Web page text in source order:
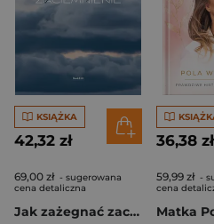
KSIĄŻKA
42,32 zł
69,00 zł - sugerowana
cena detaliczna
Jak zażegnać zaciemnienie
36,38 zł
59,99 zł -
cena
Matka